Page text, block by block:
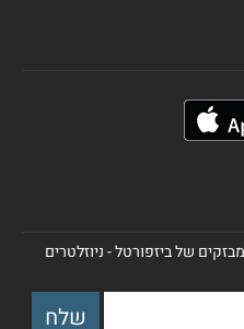
של ביזפורטל - ניוזלטרים